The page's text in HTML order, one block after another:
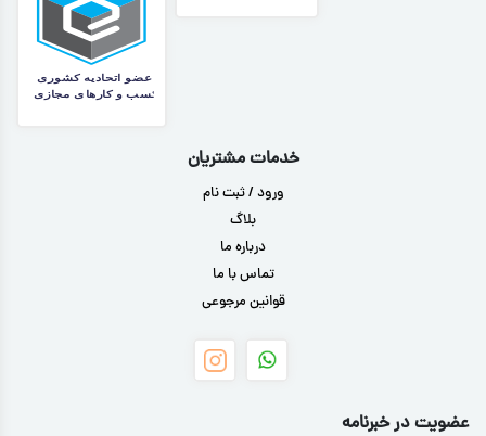
خدمات مشتریان
ورود / ثبت نام
بلاگ
درباره ما
تماس با ما
قوانین مرجوعی
عضویت در خبرنامه